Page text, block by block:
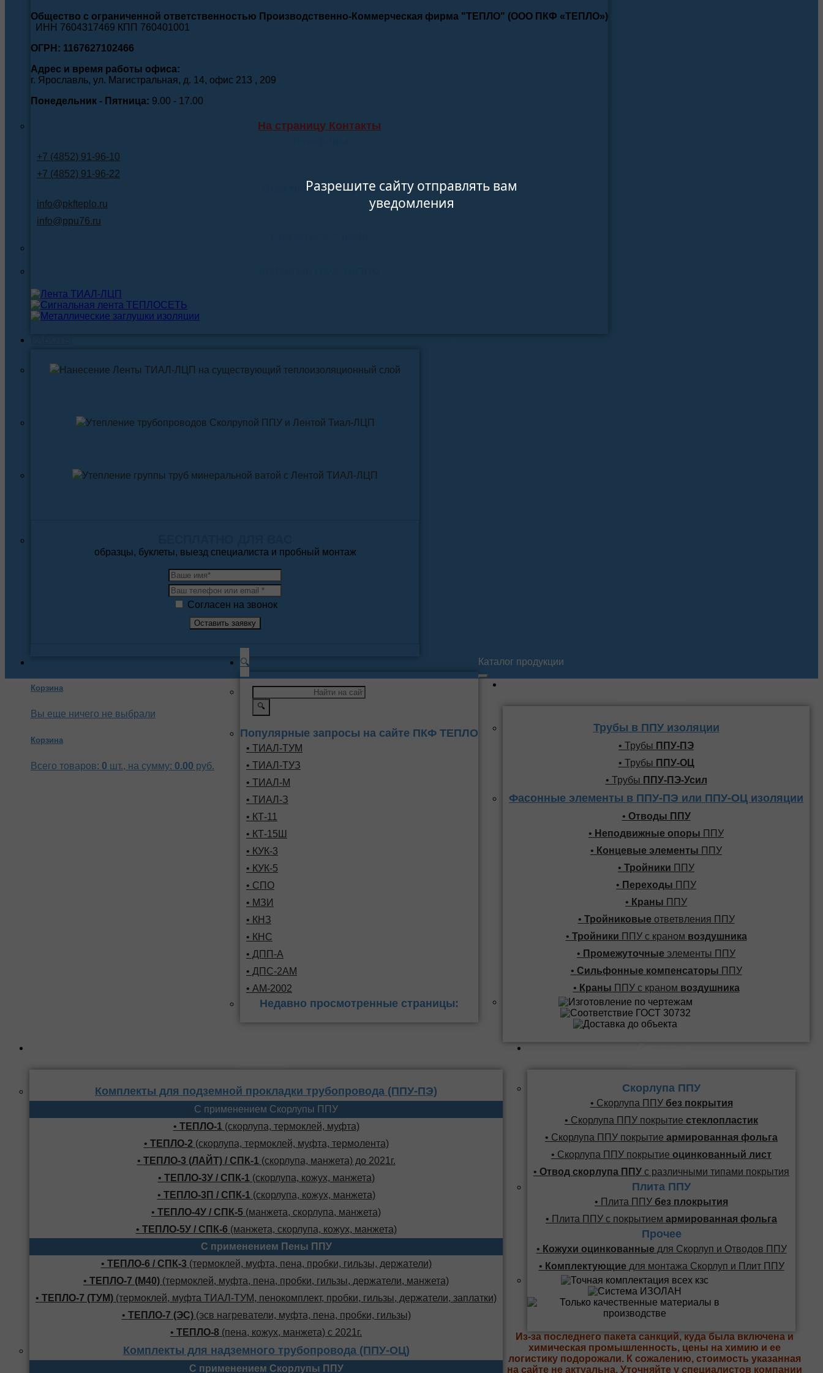
Разрешите сайту отправлять вам
уведомления
Общество с ограниченной ответственностью Производственно-Коммерческая фирма "ТЕПЛО" (ООО ПКФ «ТЕПЛО»)
ИНН 7604317469 КПП 760401001
ОГРН: 1167627102466
Адрес и время работы офиса:
г. Ярославль, ул. Магистральная, д. 14, офис 213 , 209
Понедельник - Пятница: 9.00 - 17.00
На страницу Контакты
+7 (4852) 91-96-10
+7 (4852) 91-96-22
Электронные адреса
info@pkfteplo.ru
info@ppu76.ru
образцы, буклеты, выезд специалиста и пробный монтаж
Согласен на звонок
Корзина
Вы еще ничего не выбрали
Корзина
Всего товаров: 0 шт., на сумму: 0.00 руб.
🔍
🔍
Популярные запросы на сайте ПКФ ТЕПЛО
• ТИАЛ-ТУМ
• ТИАЛ-ТУЗ
• ТИАЛ-М
• ТИАЛ-З
• КТ-11
• КТ-15Ш
• КУК-3
• КУК-5
• СПО
• МЗИ
• КНЗ
• КНС
• ДПП-А
• ДПС-2АМ
• АМ-2002
Недавно просмотренные страницы:
Каталог продукции
Трубы в ППУ изоляции
• Трубы ППУ-ПЭ
• Трубы ППУ-ОЦ
• Трубы ППУ-ПЭ-Усил
Фасонные элементы в ППУ-ПЭ или ППУ-ОЦ изоляции
• Отводы ППУ
• Неподвижные опоры ППУ
• Концевые элементы ППУ
• Тройники ППУ
• Переходы ППУ
• Краны ППУ
• Тройниковые ответвления ППУ
• Тройники ППУ с краном воздушника
• Промежуточные элементы ППУ
• Сильфонные компенсаторы ППУ
• Краны ППУ с краном воздушника
Комплекты для подземной прокладки трубопровода (ППУ-ПЭ)
С применением Скорлупы ППУ
• ТЕПЛО-1 (скорлупа, термоклей, муфта)
• ТЕПЛО-2 (скорлупа, термоклей, муфта, термолента)
• ТЕПЛО-3 (ЛАЙТ) / СПК-1 (скорлупа, манжета) до 2021г.
• ТЕПЛО-3У / СПК-1 (скорлупа, кожух, манжета)
• ТЕПЛО-3П / СПК-1 (скорлупа, кожух, манжета)
• ТЕПЛО-4У / СПК-5 (манжета, скорлупа, манжета)
• ТЕПЛО-5У / СПК-6 (манжета, скорлупа, кожух, манжета)
С применением Пены ППУ
• ТЕПЛО-6 / СПК-3 (термоклей, муфта, пена, пробки, гильзы, держатели)
• ТЕПЛО-7 (М40) (термоклей, муфта, пена, пробки, гильзы, держатели, манжета)
• ТЕПЛО-7 (ТУМ) (термоклей, муфта ТИАЛ-ТУМ, пенокомплект, пробки, гильзы, держатели, заплатки)
• ТЕПЛО-7 (ЭС)(эсв нагреватели, муфта, пена, пробки, гильзы)
• ТЕПЛО-8 (пена, кожух, манжета) с 2021г.
Комплекты для надземного трубопровода (ППУ-ОЦ)
С применением Скорлупы ППУ
Скорлупа ППУ
• Скорлупа ППУбез покрытия
• Скорлупа ППУ покрытие стеклопластик
• Скорлупа ППУ покрытие армированная фольга
• Скорлупа ППУ покрытие оцинкованный лист
• Отвод скорлупа ППУ с различными типами покрытия
Плита ППУ
• Плита ППУ без плокрытия
• Плита ППУ с покрытием армированная фольга
Прочее
• Кожухи оцинкованные для Скорлуп и Отводов ППУ
• Комплектующие для монтажа Скорлуп и Плит ППУ
Из-за последнего пакета санкций, куда была включена и
химическая промышленность, цены на химию и ее
логистику подорожали. К сожалению, стоимость указанная
на сайте не актуальна. Уточняйте у специалистов компании